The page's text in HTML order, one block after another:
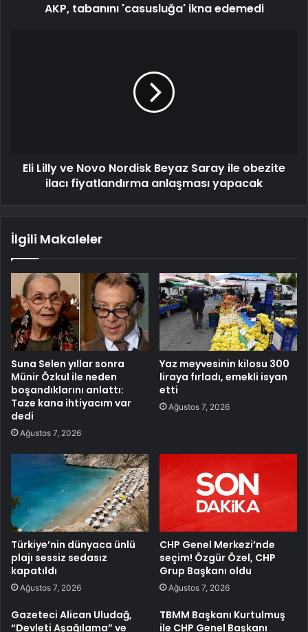
AKP, tabanını 'casusluğa' ikna edemedi
Eli Lilly ve Novo Nordisk Beyaz Saray ile obezite
ilacı fiyatlandırma anlaşması yapacak
İlgili Makaleler
Suna Selen yıllar sonra
Münir Özkul ile neden
boşandıklarını anlattı:
Taze kana ihtiyacım var
dedi
Ağustos 7, 2026
Yaz meyvesinin kilosu 300
liraya fırladı, emekli isyan
etti
Ağustos 7, 2026
Türkiye’nin dünyaca ünlü
plajı sessiz sedasız
kapatıldı
Ağustos 7, 2026
CHP Genel Merkezi’nde
seçim! Özgür Özel, CHP
Grup Başkanı oldu
Ağustos 7, 2026
Gazeteci Alican Uludağ,
“Devleti Aşağılama” ve
TBMM Başkanı Kurtulmuş
ile CHP Genel Başkanı